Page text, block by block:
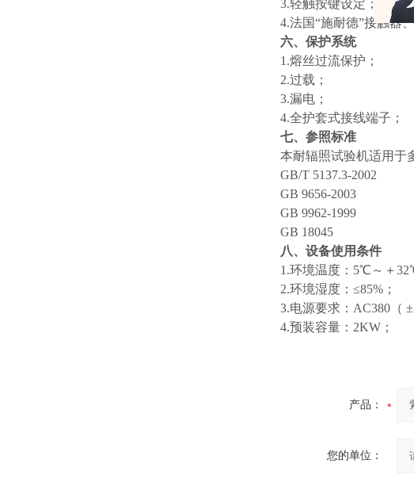
3.轻触按键设定；
4.法国“施耐德”接触器
六、保护系统
1.熔丝过流保护；
2.过载；
3.漏电；
4.全护套式接线端子；
七、参照标准
本耐辐照试验机适用于
GB/T 5137.3-2002
GB 9656-2003
GB 9962-1999
GB 18045
八、 设备使用条件
1.环境温度：5℃～＋
2.环境湿度：≤85%；
3.电源要求：AC380（
4.预装容量：2KW；
产品：
您的单位：